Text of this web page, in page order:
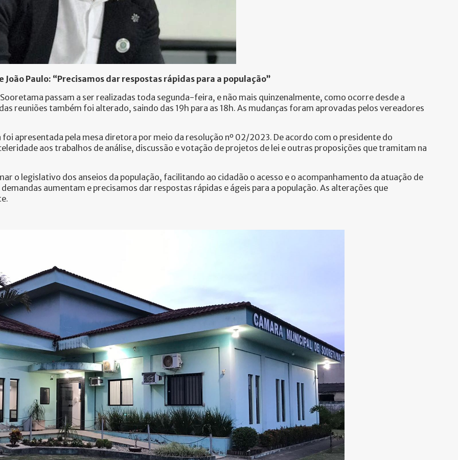
João Paulo: “Precisamos dar respostas rápidas para a população”
passam a ser realizadas toda segunda-feira, e não mais quinzenalmente, como ocorre desde a
reuniões também foi alterado, saindo das 19h para as 18h. As mudanças foram aprovadas pelos vereadores
apresentada pela mesa diretora por meio da resolução nº 02/2023. De acordo com o presidente do
aos trabalhos de análise, discussão e votação de projetos de lei e outras proposições que tramitam na
o legislativo dos anseios da população, facilitando ao cidadão o acesso e o acompanhamento da atuação de
aumentam e precisamos dar respostas rápidas e ágeis para a população. As alterações que